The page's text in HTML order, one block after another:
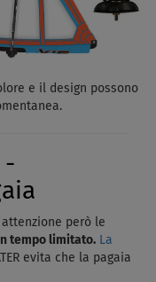
e il design possono
-
però le
tempo limitato. La
evita che la pagaia